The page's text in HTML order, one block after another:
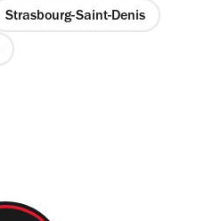
Strasbourg-Saint-Denis